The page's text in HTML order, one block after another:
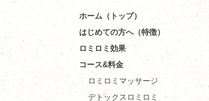
ホーム（トップ）
はじめての方へ（特徴）
ロミロミ効果
コース&料金
ロミロミマッサージ
デトックスロミロミ